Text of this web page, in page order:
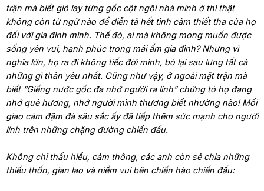
trận mà biết gió lay từng gốc cột ngôi nhà mình ở thì thật
không còn từ ngữ nào để diễn tả hết tình cảm thiết tha của họ
đối với gia đình mình. Thế đó, ai mà không mong muốn được
sống yên vui, hạnh phúc trong mái ấm gia đình? Nhưng vì
nghĩa lớn, họ ra đi không tiếc đời mình, bỏ lại sau lưng tất cả
những gì thân yêu nhất. Cũng như vậy, ở ngoài mặt trận mà
biết “Giếng nước gốc đa nhớ người ra lính” chứng tỏ họ đang
nhớ quê hương, nhớ người mình thương biết nhường nào! Mối
giao cảm đậm đà sâu sắc ấy đã tiếp thêm sức mạnh cho người
lính trên những chặng đường chiến đấu.
Không chỉ thấu hiểu, cảm thông, các anh còn sẻ chia những
thiếu thốn, gian lao và niềm vui bên chiến hào chiến đấu: